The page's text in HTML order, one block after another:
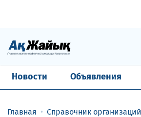
Новости Объявления
Главная Справочник организаций